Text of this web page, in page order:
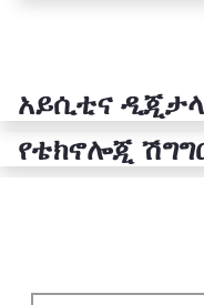
አይሲቲና
የቴክኖሎጂ